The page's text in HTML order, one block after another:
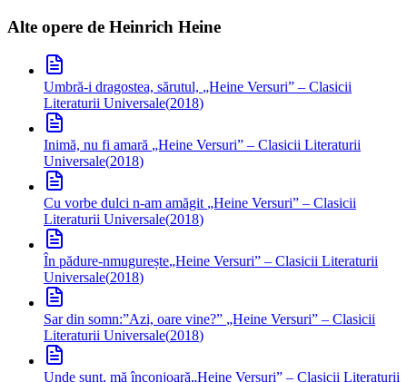
Alte opere de Heinrich Heine
Umbră-i dragostea, sărutul, „Heine Versuri” – Clasicii
Literaturii Universale(2018)
Inimă, nu fi amară „Heine Versuri” – Clasicii Literaturii
Universale(2018)
Cu vorbe dulci n-am amăgit „Heine Versuri” – Clasicii
Literaturii Universale(2018)
În pădure-nmugurește„Heine Versuri” – Clasicii Literaturii
Universale(2018)
Sar din somn:”Azi, oare vine?” „Heine Versuri” – Clasicii
Literaturii Universale(2018)
Unde sunt, mă înconjoară„Heine Versuri” – Clasicii Literaturii